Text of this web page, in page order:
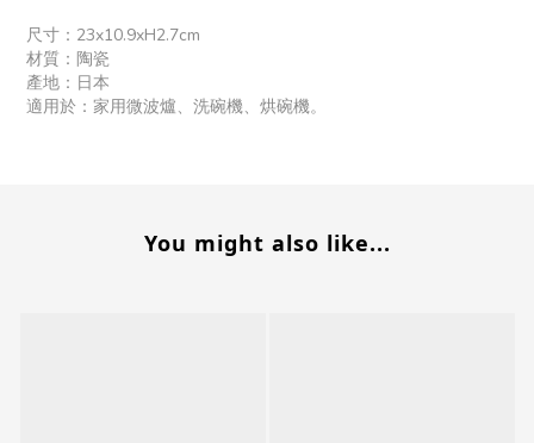
尺寸：23x10.9xH2.7cm
材質：陶瓷
產地：日本
適用於：家用微波爐、洗碗機、烘碗機。
You might also like...